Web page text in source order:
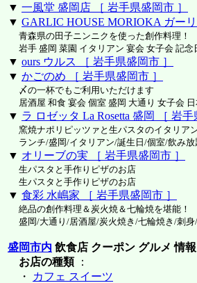
▼ 一風堂 盛岡店 ［ 岩手県盛岡市 ］
▼ GARLIC HOUSE MORIOKA ガー
青森県の田子ニンニクを使った創作料理！
岩手 盛岡 菜園 イタリアン 宴会 女子会 記念
▼ ours ウルス ［ 岩手県盛岡市 ］
▼ かごのめ ［ 岩手県盛岡市 ］
〆の一杯でもご利用いただけます
居酒屋 和食 宴会 個室 盛岡 大通り 女子会 日
▼ ラ ロゼッタ La Rosetta 盛岡 ［ 岩手
窯焼ナポリピッツァと生パスタのイタリア
ランチ/盛岡/イタリアン/誕生日/個室/飲み放
▼ オリーブの実 ［ 岩手県盛岡市 ］
生パスタと手作りピザのお店
生パスタと手作りピザのお店
▼ 食彩 水嶋家 ［ 岩手県盛岡市 ］
絶品の創作料理＆炭火焼＆七輪焼を堪能！
盛岡/大通り/居酒屋/炭火焼き/七輪焼き/刺
盛岡市内 飲食店 クーポン グルメ 情報
お店の種類：
・
カフェ スイーツ